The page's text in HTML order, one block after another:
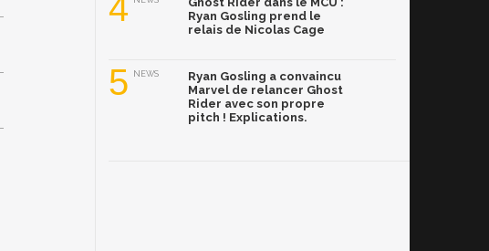
4
Ryan Gosling prend le
relais de Nicolas Cage
5 NEWS
Ryan Gosling a convaincu
Marvel de relancer Ghost
Rider avec son propre
pitch ! Explications.